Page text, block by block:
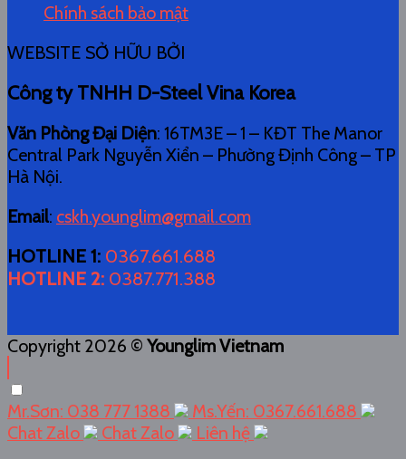
Chính sách bảo mật
WEBSITE SỞ HỮU BỞI
Công ty TNHH D-Steel Vina Korea
Văn Phòng Đại Diện: 16TM3E – 1 – KĐT The Manor
Central Park Nguyễn Xiển – Phường Định Công – TP
Hà Nội.
Email: cskh.younglim@gmail.com
HOTLINE 1: 0367.661.688
HOTLINE 2: 0387.771.388
Copyright 2026 © Younglim Vietnam
Mr.Sơn: 038 777 1388
Ms.Yến: 0367.661.688
Chat Zalo
Chat Zalo
Liên hệ